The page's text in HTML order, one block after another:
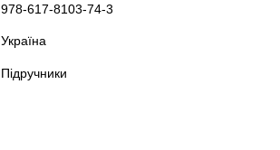
978-617-8103-74-3
Україна
Підручники